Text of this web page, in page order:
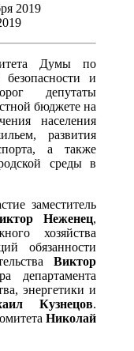
2019
Думы по
безопасности и
депутаты
бюджете на
населения
развития
а также
среды в
заместитель
Неженец,
хозяйства
обязанности
Виктор
департамента
энергетики и
Кузнецов.
Николай